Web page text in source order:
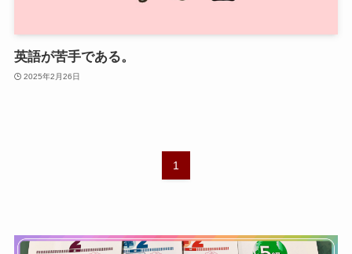
英語が苦手である。
2025年2月26日
1